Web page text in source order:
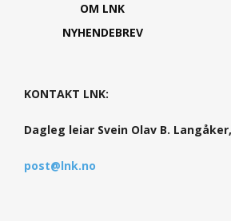
OM LNK
NYHENDEBREV
KONTAKT LNK:
Dagleg leiar Svein Olav B. Langåker,
post@lnk.no